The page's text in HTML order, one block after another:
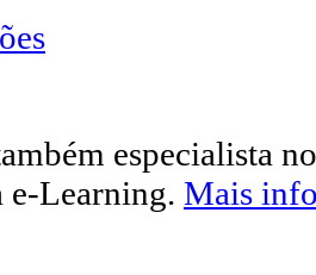
especialista
e-Learning. Mais